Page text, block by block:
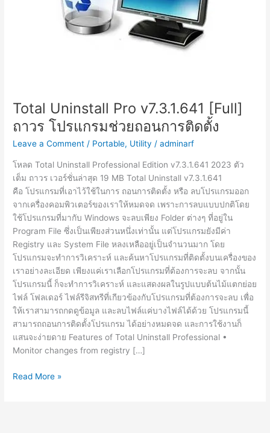
Total Uninstall Pro v7.3.1.641 [Full]
ถาวร โปรแกรมช่วยถอนการติดตั้ง
Leave a Comment / Portable, Utility /adminarf
โหลด Total Uninstall Professional Edition v7.3.1.641 2023 ตัว
เต็ม ถาวร เวอร์ชั่นล่าสุด 19 MB Total Uninstall v7.3.1.641
คือ โปรแกรมที่เอาไว้ใช้ในการ ถอนการติดตั้ง หรือ ลบโปรแกรมออก
จากเครื่องคอมพิวเตอร์ของเราให้หมดจด เพราะการลบแบบปกติโดย
ใช้โปรแกรมที่มากับ Windows จะลบเพียง Folder ต่างๆ ที่อยู่ใน
Program File ซึ่งเป็นเพียงส่วนหนึ่งเท่านั้น แต่โปรแกรมยังมีค่า
Registry และ System File หลงเหลืออยู่เป็นจำนวนมาก โดย
โปรแกรมจะทำการวิเคราะห์ และค้นหาโปรแกรมที่ติดตั้งบนเครื่องของ
เราอย่างละเอียด เพียงแค่เราเลือกโปรแกรมที่ต้องการจะลบ จากนั้น
โปรแกรมนี้ ก็จะทำการวิเคราะห์ และแสดงผลในรูปแบบต้นไม้แตกย่อย
ไฟล์ โฟลเดอร์ ไฟล์รีจิสทรีที่เกียวข้องกับโปรแกรมที่ต้องการจะลบ เพื่อ
ให้เราสามารถกดดูข้อมูล และลบไฟล์แค่บางไฟล์ได้ด้วย โปรแกรมนี้
สามารถถอนการติดตั้งโปรแกรม ได้อย่างหมดจด และการใช้งานก็
แสนจะง่ายดาย Features of Total Uninstall Professional •
Monitor changes from registry […]
Total
Read More »